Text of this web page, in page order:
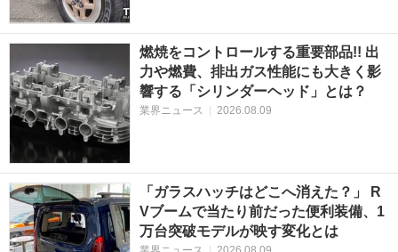
燃焼をコントロールする重要部品!! 出
力や燃費、排出ガス性能にも大きく影
響する「シリンダーヘッド」とは？
業界ニュース | 2026.08.09
「ガラスハッチはどこへ消えた？」 R
Vブームで当たり前だった便利装備、1
万台突破モデルが映す変化とは